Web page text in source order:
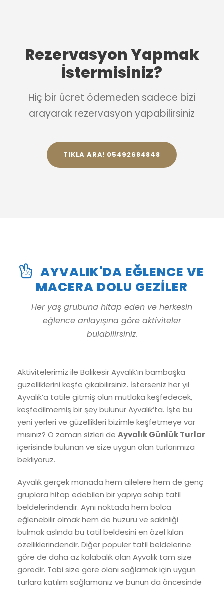
Rezervasyon Yapmak
İstermisiniz?
Hiç bir ücret ödemeden sadece bizi
arayarak rezervasyon yapabilirsiniz
TIKLA ARA! 05492684848
AYVALIK'DA EĞLENCE VE
MACERA DOLU GEZILER
Her yaş grubuna hitap eden ve herkesin
eğlence anlayışına göre aktiviteler
bulabilirsiniz.
Aktivitelerimiz ile Balıkesir Ayvalık’ın bambaşka
güzelliklerini keşfe çıkabilirsiniz. İsterseniz her yıl
Ayvalık’a tatile gitmiş olun mutlaka keşfedecek,
keşfedilmemiş bir şey bulunur Ayvalık’ta. İşte bu
yeni yerleri ve güzellikleri bizimle keşfetmeye var
mısınız? O zaman sizleri de Ayvalık Günlük Turlar
içerisinde bulunan ve size uygun olan turlarımıza
bekliyoruz.
Ayvalık gerçek manada hem ailelere hem de genç
gruplara hitap edebilen bir yapıya sahip tatil
beldelerindendir. Aynı noktada hem bolca
eğlenebilir olmak hem de huzuru ve sakinliği
bulmak aslında bu tatil beldesini en özel kılan
özelliklerindendir. Diğer popüler tatil beldelerine
göre de daha az kalabalık olan Ayvalık tam size
göredir. Tabi size göre olanı sağlamak için uygun
turlara katılım sağlamanız ve bunun da öncesinde